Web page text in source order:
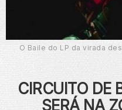
O Baile do LP da virada
CIRCUITO DE
SERÁ NA